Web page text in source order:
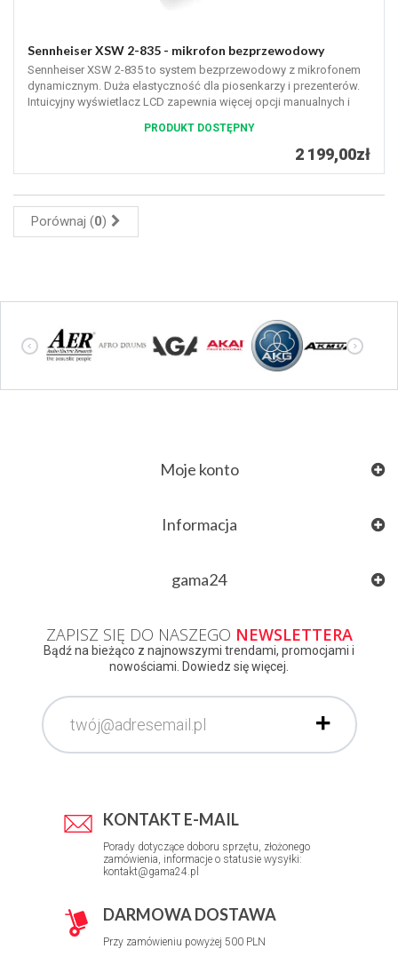
Sennheiser XSW 2-835 - mikrofon bezprzewodowy
Sennheiser XSW 2-835 to system bezprzewodowy z mikrofonem
dynamicznym. Duża elastyczność dla piosenkarzy i prezenterów.
Intuicyjny wyświetlacz LCD zapewnia więcej opcji manualnych i
PRODUKT DOSTĘPNY
2 199,00zł
Porównaj (0)
Moje konto
Informacja
gama24
ZAPISZ SIĘ DO NASZEGO NEWSLETTERA
Bądź na bieżąco z najnowszymi trendami, promocjami i
nowościami. Dowiedz się więcej.
KONTAKT E-MAIL
Porady dotyczące doboru sprzętu, złożonego
zamówienia, informacje o statusie wysyłki:
kontakt@gama24.pl
DARMOWA DOSTAWA
Przy zamówieniu powyżej 500 PLN